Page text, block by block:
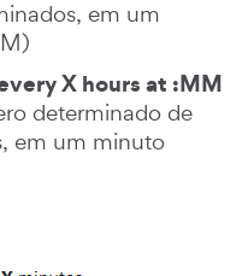
em um
X hours at :MM
determinado de
em um minuto